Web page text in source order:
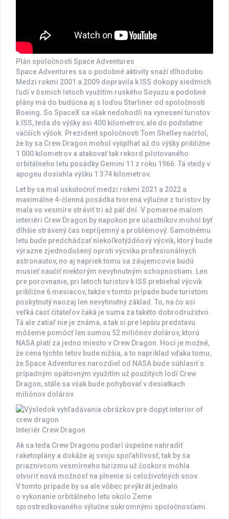
Plán spoločnosti Space Adventures
Space Adventures sa o podobné aktivity snaží dlhodobo.
Medzi rokmi 2001 a 2009 dopravila k ISS dokopy siedmich
ľudí v ôsmich letoch využitím ruského Soyuzu a podobné
plány má do budúcna aj s loďou Starliner od spoločnosti
Boeing. So SpaceX sa však nedohodli na vynesení turistov
k ISS, teda do výšky asi 400 kilometrov, ale do podstatne
väčších výšok. Prezident spoločnosti Tom Shelley načrtol,
že by sa Crew Dragon mohol vyšplhať až do výšky približne
1 000 kilometrov a atakovať tak rekord pilotovaného
orbitálneho letu posádky Gemini 11 z roku 1966. Tá vtedy v
apogeu dosiahla výšku 1 374 kilometrov.
Let by sa mal uskutočniť medzi rokmi 2021 a 2022 a
maximálne 4-členná posádka tvorená výlučne z turistov by
mala vo vesmíre stráviť tri až päť dní. V pomerne malom
interiéri Crew Dragon by napokon pre účastníkov mohol byť
dlhšie strávený čas nepríjemný a problémový. Samotnému
letu bude predchádzať niekoľkotýždňový výcvik, ktorý bude
výrazne zjednodušený oproti výcviku profesionálnych
astronautov, no aj napriek tomu sa záujemcovia budú
musieť naučiť niektorým nevyhnutným schopnostiam. Len
pre porovnanie, pri letoch turistov k ISS prebiehal výcvik
približne 6 mesiacov, takže v tomto prípade bude turistom
poskytnutý naozaj len nevyhnutný základ. To, na čo asi
veľká časť čitateľov čaká je suma za takéto dobrodružstvo.
Tá ale zatiaľ nie je známa, a tak si pre lepšiu predstavu
môžeme pomôcť len sumou 52 miliónov dolárov, ktorú
NASA platí za jedno miesto v Crew Dragon. Hoci je možné,
že cena týchto letov bude nižšia, a to napríklad vďaka tomu,
že Space Adventures narozdiel od NASA bude súhlasiť s
prípadným opätovným využitím už použitých lodí Crew
Dragon, stále sa však bude pohybovať v desiatkach
miliónov dolárov.
Interiér Crew Dragon
Ak sa teda Crew Dragonu podarí úspešne nahradiť
raketoplány a dokáže aj svoju spoľahlivosť, tak by sa
priaznivcom vesmírneho turizmu už čoskoro mohla
otvoriť nová možnosť na plnenie si celoživotných snov.
V tomto prípade by sa ale vôbec prvýkrát jednalo
o vykonanie orbitálneho letu okolo Zeme
sprostredkovaného výlučne súkromnými spoločnosťami.